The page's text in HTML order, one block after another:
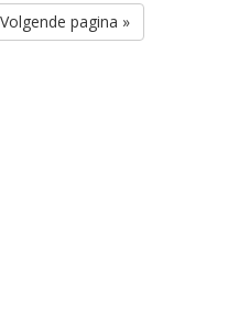
Volgende pagina »